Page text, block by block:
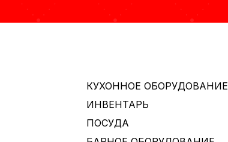
КУХОННОЕ ОБОРУДОВАНИЕ
ИНВЕНТАРЬ
ПОСУДА